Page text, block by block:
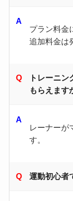
プラン料金
追加料金は
トレーニ
もらえます
レーナーが
す。
運動初心者